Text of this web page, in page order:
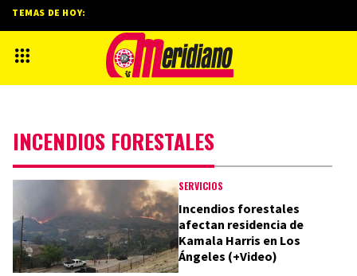
INCENDIOS FORESTALES
SERVICIOS
Incendios forestales
afectan residencia de
Kamala Harris en Los
Ángeles (+Video)
TEMAS DE HOY: